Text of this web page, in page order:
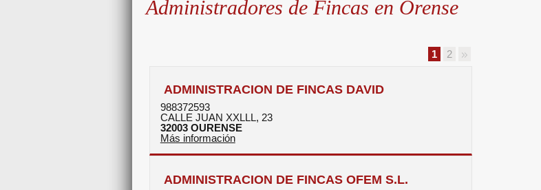
Administradores de Fincas en Orense
1 2
ADMINISTRACION DE FINCAS DAVID
988372593
CALLE JUAN XXLLL, 23
32003 OURENSE
Más información
ADMINISTRACION DE FINCAS OFEM S.L.